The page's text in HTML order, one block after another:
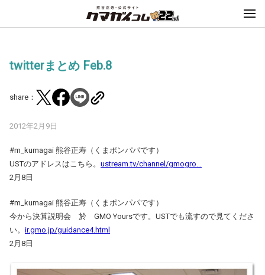
twitterまとめ Feb.8
share：
2012年2月9日
#m_kumagai 熊谷正寿（くまポンパパです）
USTのアドレスはこちら。 ustream.tv/channel/gmogro…
2月8日
#m_kumagai 熊谷正寿（くまポンパパです）
今から決算説明会 於 GMO Yoursです。USTでも流すので見てくださ
い。 ir.gmo.jp/guidance4.html
2月8日